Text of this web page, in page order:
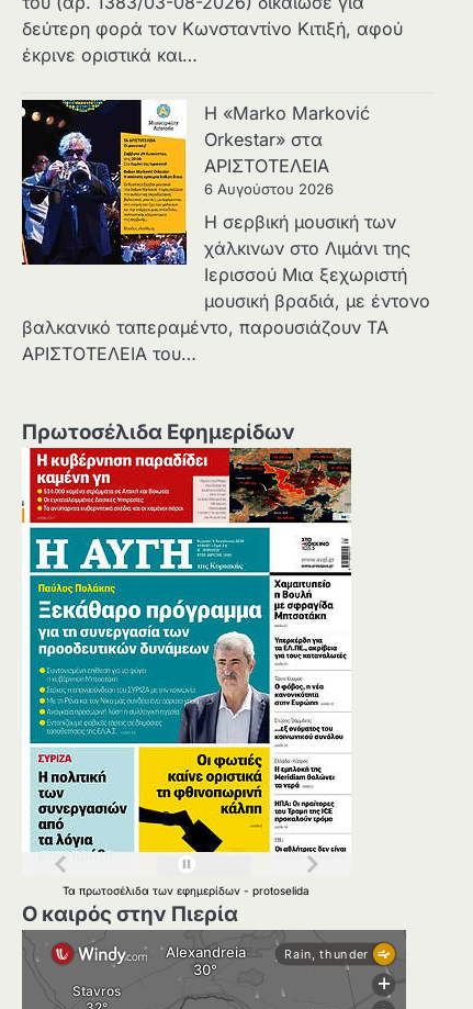
δεύτερη φορά τον Κωνσταντίνο Κιτιξή, αφού
έκρινε οριστικά και…
Η «Marko Marković
Orkestar» στα
ΑΡΙΣΤΟΤΕΛΕΙΑ
6 Αυγούστου 2026
Η σερβική μουσική των
χάλκινων στο Λιμάνι της
Ιερισσού Μια ξεχωριστή
μουσική βραδιά, με έντονο
βαλκανικό ταπεραμέντο, παρουσιάζουν ΤΑ
ΑΡΙΣΤΟΤΕΛΕΙΑ του…
Πρωτοσέλιδα Εφημερίδων
Ταπρωτοσέλιδατωνεφημερίδων-protoselida
Ο καιρός στην Πιερία